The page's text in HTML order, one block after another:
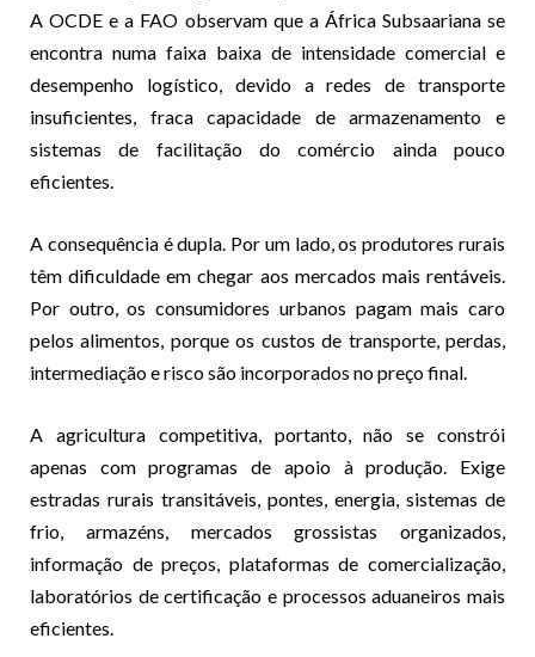
A OCDE e a FAO observam que a África Subsaariana se
encontra numa faixa baixa de intensidade comercial e
desempenho logístico, devido a redes de transporte
insuficientes, fraca capacidade de armazenamento e
sistemas de facilitação do comércio ainda pouco
eficientes.
A consequência é dupla. Por um lado, os produtores rurais
têm dificuldade em chegar aos mercados mais rentáveis.
Por outro, os consumidores urbanos pagam mais caro
pelos alimentos, porque os custos de transporte, perdas,
intermediação e risco são incorporados no preço final.
A agricultura competitiva, portanto, não se constrói
apenas com programas de apoio à produção. Exige
estradas rurais transitáveis, pontes, energia, sistemas de
frio, armazéns, mercados grossistas organizados,
informação de preços, plataformas de comercialização,
laboratórios de certificação e processos aduaneiros mais
eficientes.